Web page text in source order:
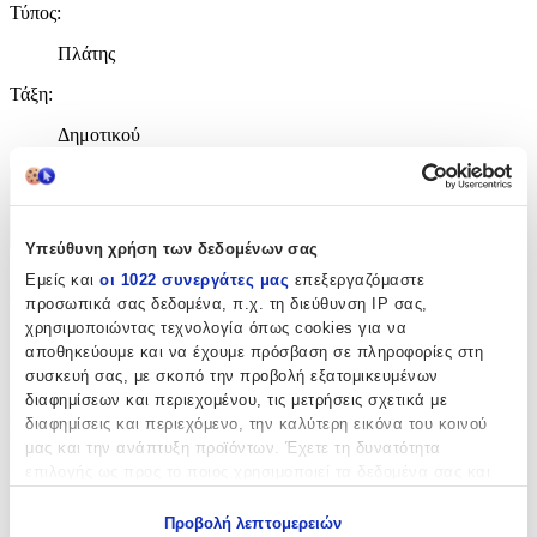
Υπεύθυνη χρήση των δεδομένων σας
Εμείς και οι 1022 συνεργάτες μας επεξεργαζόμαστε
προσωπικά σας δεδομένα, π.χ. τη διεύθυνση IP σας,
χρησιμοποιώντας τεχνολογία όπως cookies για να
αποθηκεύουμε και να έχουμε πρόσβαση σε πληροφορίες στη
συσκευή σας, με σκοπό την προβολή εξατομικευμένων
διαφημίσεων και περιεχομένου, τις μετρήσεις σχετικά με
διαφημίσεις και περιεχόμενο, την καλύτερη εικόνα του κοινού
μας και την ανάπτυξη προϊόντων. Έχετε τη δυνατότητα
Προβολή λεπτομερειών
Τύπος:
Πλάτης
Τάξη:
Δημοτικού
Χαρακτηριστικά
Κατασκευαστής :
Pf Concept
Βασικά Χαρακτηριστικά